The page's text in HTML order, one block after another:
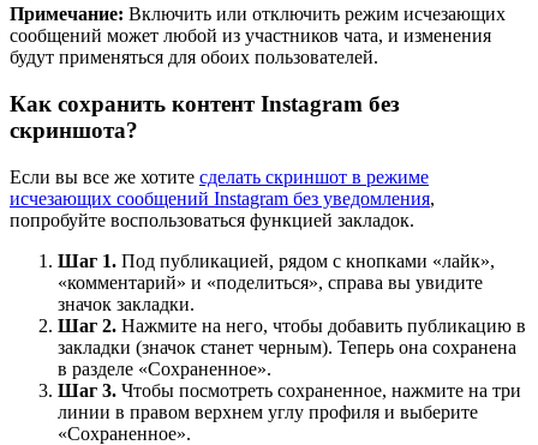
Примечание: Включить или отключить режим исчезающих
сообщений может любой из участников чата, и изменения
будут применяться для обоих пользователей.
Как сохранить контент Instagram без
скриншота?
Если вы все же хотите сделать скриншот в режиме
исчезающих сообщений Instagram без уведомления,
попробуйте воспользоваться функцией закладок.
Шаг 1. Под публикацией, рядом с кнопками «лайк»,
«комментарий» и «поделиться», справа вы увидите
значок закладки.
Шаг 2. Нажмите на него, чтобы добавить публикацию в
закладки (значок станет черным). Теперь она сохранена
в разделе «Сохраненное».
Шаг 3. Чтобы посмотреть сохраненное, нажмите на три
линии в правом верхнем углу профиля и выберите
«Сохраненное».